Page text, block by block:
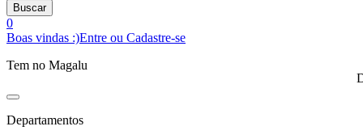
Buscar
0
Boas vindas :)Entre ou Cadastre-se
Tem no Magalu
Departamentos